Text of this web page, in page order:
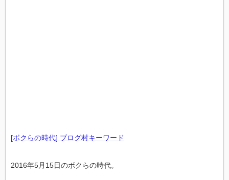
[ボクらの時代] ブログ村キーワード
2016年5月15日のボクらの時代。